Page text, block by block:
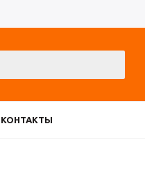
КОНТАКТЫ